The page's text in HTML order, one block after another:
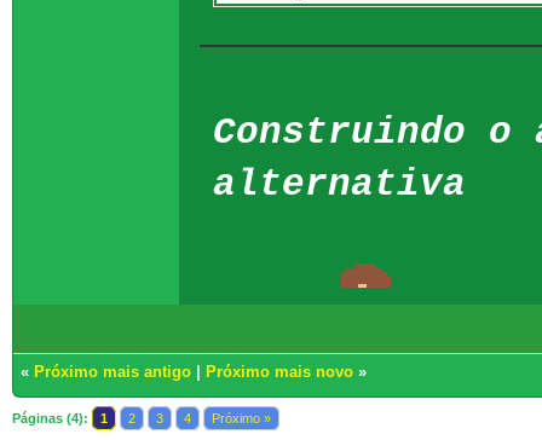
Construindo o
alternativa
« Próximo mais antigo Próximo mais novo »
Páginas (4): 1 2 3 4 Próximo »